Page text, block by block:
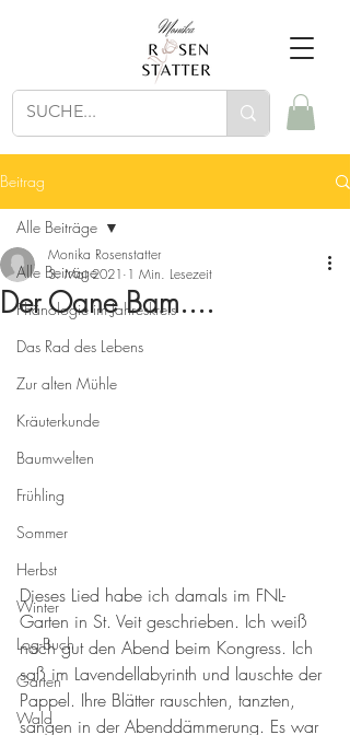
Beitrag
Alle Beiträge
Phänologie im Jahreskreis
Das Rad des Lebens
Zur alten Mühle
Kräuterkunde
Baumwelten
Frühling
Sommer
Herbst
Winter
Log-Buch
Garten
Wald
Alle Beiträge
Der Oane Bam....
Monika Rosenstatter
3. Mai 2021 1 Min. Lesezeit
Dieses Lied habe ich damals im FNL-
Garten in St. Veit geschrieben. Ich weiß
noch gut den Abend beim Kongress. Ich
saß im Lavendellabyrinth und lauschte der
Pappel. Ihre Blätter rauschten, tanzten,
sangen in der Abenddämmerung. Es war